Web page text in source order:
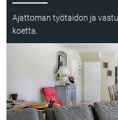
Ajattoman työtaidon ja
koetta.